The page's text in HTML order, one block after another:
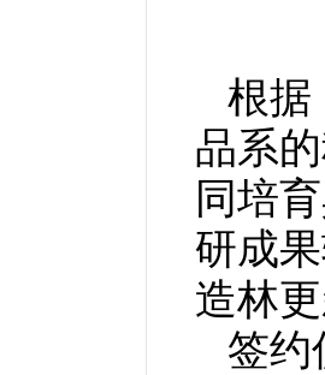
根据
品系
同培
研成
造林
签约